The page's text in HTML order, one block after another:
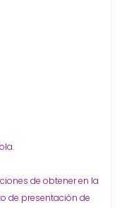
de obtener en la
de presentación de